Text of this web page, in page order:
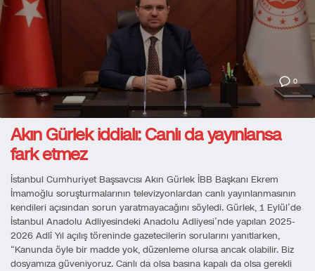
0
Akın Gürlek iddialı: Canlı da yayınlansa
fark etmez
İstanbul Cumhuriyet Başsavcısı Akın Gürlek İBB Başkanı Ekrem
İmamoğlu soruşturmalarının televizyonlardan canlı yayınlanmasının
kendileri açısından sorun yaratmayacağını söyledi. Gürlek, 1 Eylül’de
İstanbul Anadolu Adliyesindeki Anadolu Adliyesi’nde yapılan 2025-
2026 Adlî Yıl açılış töreninde gazetecilerin sorularını yanıtlarken,
“Kanunda öyle bir madde yok, düzenleme olursa ancak olabilir. Biz
dosyamıza güveniyoruz. Canlı da olsa basına kapalı da olsa gerekli